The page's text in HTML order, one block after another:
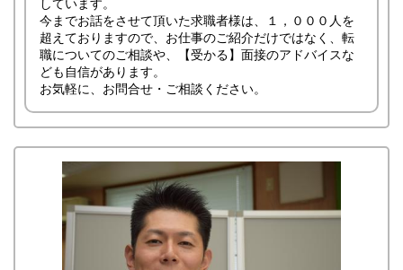
しています。
今までお話をさせて頂いた求職者様は、１，０００人を
超えておりますので、お仕事のご紹介だけではなく、転
職についてのご相談や、【受かる】面接のアドバイスな
ども自信があります。
お気軽に、お問合せ・ご相談ください。